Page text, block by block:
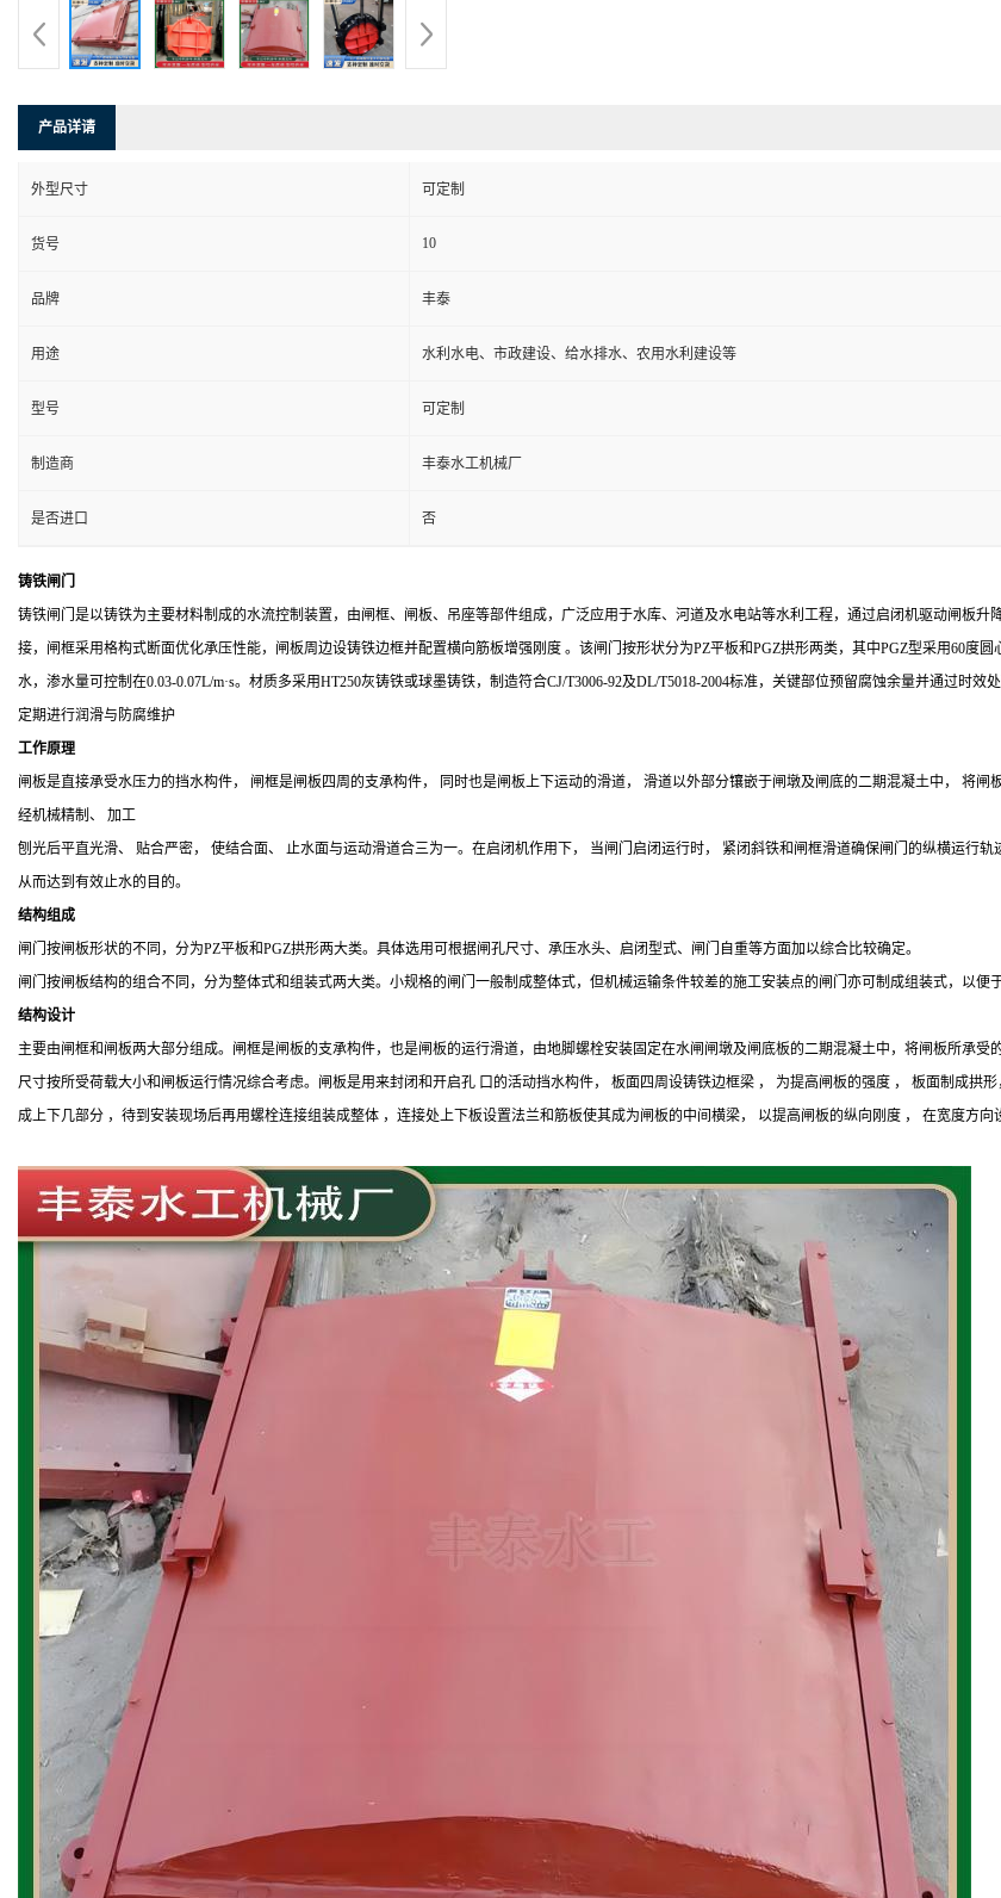
产品详请
外型尺寸 可定制
货号 10
品牌 丰泰
用途 水利水电、市政建设、给水排水、农用水利建设等
型号 可定制
制造商 丰泰水工机械厂
是否进口 否
铸铁闸门
铸铁闸门是以铸铁为主要材料制成的水流控制装置，由闸框、闸板、吊座等部件组成，广泛应用于水库、河道及水电站等水利工程，通过启闭机驱动闸板
接，闸框采用格构式断面优化承压性能，闸板周边设铸铁边框并配置横向筋板增强刚度 。该闸门按形状分为PZ平板和PGZ拱形两类，其中PGZ型采用60度
水，渗水量可控制在0.03-0.07L/m·s。材质多采用HT250灰铸铁或球墨铸铁，制造符合CJ/T3006-92及DL/T5018-2004标准，关键部位预留腐蚀余量并通过时
定期进行润滑与防腐维护
工作原理
闸板是直接承受水压力的挡水构件， 闸框是闸板四周的支承构件， 同时也是闸板上下运动的滑道， 滑道以外部分镶嵌于闸墩及闸底的二期混凝土中， 将
经机械精制、 加工
刨光后平直光滑、 贴合严密， 使结合面、 止水面与运动滑道合三为一。在启闭机作用下， 当闸门启闭运行时， 紧闭斜铁和闸框滑道确保闸门的纵横运行
从而达到有效止水的目的。
结构组成
闸门按闸板形状的不同，分为PZ平板和PGZ拱形两大类。具体选用可根据闸孔尺寸、承压水头、启闭型式、闸门自重等方面加以综合比较确定。
闸门按闸板结构的组合不同，分为整体式和组装式两大类。小规格的闸门一般制成整体式，但机械运输条件较差的施工安装点的闸门亦可制成组装式，以便
结构设计
主要由闸框和闸板两大部分组成。闸框是闸板的支承构件，也是闸板的运行滑道，由地脚螺栓安装固定在水闸闸墩及闸底板的二期混凝土中，将闸板所承
尺寸按所受荷载大小和闸板运行情况综合考虑。闸板是用来封闭和开启孔 口的活动挡水构件， 板面四周设铸铁边框梁 ， 为提高闸板的强度 ， 板面制成拱
成上下几部分 ，待到安装现场后再用螺栓连接组装成整体 ，连接处上下板设置法兰和筋板使其成为闸板的中间横梁， 以提高闸板的纵向刚度 ， 在宽度方向